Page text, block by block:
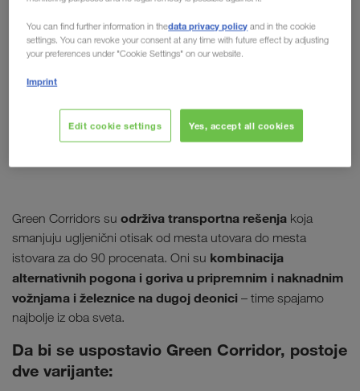
Green Corridors su održiva transportna rešenja koja
smanjuju ugljenični otisak od mesta utovara do mesta
istovara za do 90 procenata. Oni su kombinacija
alternativnih pogona i goriva u pripremnim i naknadnim
vožnjama i železnice na dugoj deonici – time spajamo
najbolje iz oba sveta.
Da bi se uspostavio Green Corridor, postoje
dve varijante:
You can find further information in thedata privacy policy and in the cookie
settings. You can revoke your consent at any time with future effect by adjusting
your preferences under "Cookie Settings" on our website.
Imprint
Edit cookie settings Yes, accept all cookies